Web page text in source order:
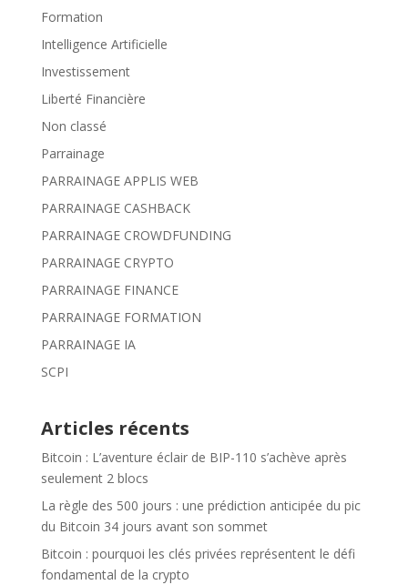
Formation
Intelligence Artificielle
Investissement
Liberté Financière
Non classé
Parrainage
PARRAINAGE APPLIS WEB
PARRAINAGE CASHBACK
PARRAINAGE CROWDFUNDING
PARRAINAGE CRYPTO
PARRAINAGE FINANCE
PARRAINAGE FORMATION
PARRAINAGE IA
SCPI
Articles récents
Bitcoin : L’aventure éclair de BIP-110 s’achève après
seulement 2 blocs
La règle des 500 jours : une prédiction anticipée du pic
du Bitcoin 34 jours avant son sommet
Bitcoin : pourquoi les clés privées représentent le défi
fondamental de la crypto